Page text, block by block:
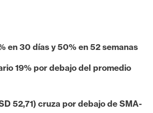
en 30 días y 50% en 52 semanas
19% por debajo del promedio
52,71) cruza por debajo de SMA-